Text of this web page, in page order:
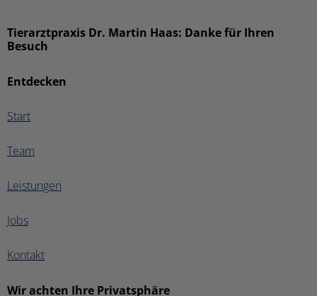
Entdecken
Start
Team
Leistungen
Jobs
Kontakt
Wir achten Ihre Privatsphäre
Tierarztpraxis Dr. Martin Haas: Danke für Ihren
Besuch